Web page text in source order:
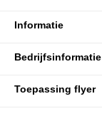
Informatie
Bedrijfsinformatie
Toepassing flyer